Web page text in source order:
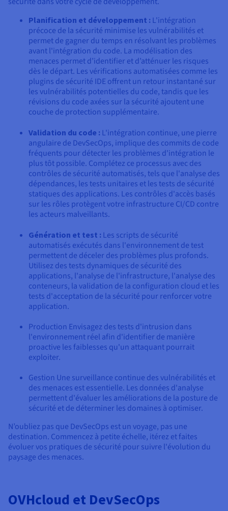
Planification et développement : L'intégration
précoce de la sécurité minimise les vulnérabilités et
permet de gagner du temps en résolvant les problèmes
avant l'intégration du code. La modélisation des
menaces permet d’identifier et d’atténuer les risques
dès le départ. Les vérifications automatisées comme les
plugins de sécurité IDE offrent un retour instantané sur
les vulnérabilités potentielles du code, tandis que les
révisions du code axées sur la sécurité ajoutent une
couche de protection supplémentaire.
Validation du code : L'intégration continue, une pierre
angulaire de DevSecOps, implique des commits de code
fréquents pour détecter les problèmes d'intégration le
plus tôt possible. Complétez ce processus avec des
contrôles de sécurité automatisés, tels que l'analyse des
dépendances, les tests unitaires et les tests de sécurité
statiques des applications. Les contrôles d'accès basés
sur les rôles protègent votre infrastructure CI/CD contre
les acteurs malveillants.
Génération et test : Les scripts de sécurité
automatisés exécutés dans l'environnement de test
permettent de déceler des problèmes plus profonds.
Utilisez des tests dynamiques de sécurité des
applications, l'analyse de l'infrastructure, l'analyse des
conteneurs, la validation de la configuration cloud et les
tests d'acceptation de la sécurité pour renforcer votre
application.
Production Envisagez des tests d'intrusion dans
l'environnement réel afin d'identifier de manière
proactive les faiblesses qu'un attaquant pourrait
exploiter.
Gestion Une surveillance continue des vulnérabilités et
des menaces est essentielle. Les données d'analyse
permettent d'évaluer les améliorations de la posture de
sécurité et de déterminer les domaines à optimiser.
N’oubliez pas que DevSecOps est un voyage, pas une
destination. Commencez à petite échelle, itérez et faites
évoluer vos pratiques de sécurité pour suivre l'évolution du
paysage des menaces.
OVHcloud et DevSecOps